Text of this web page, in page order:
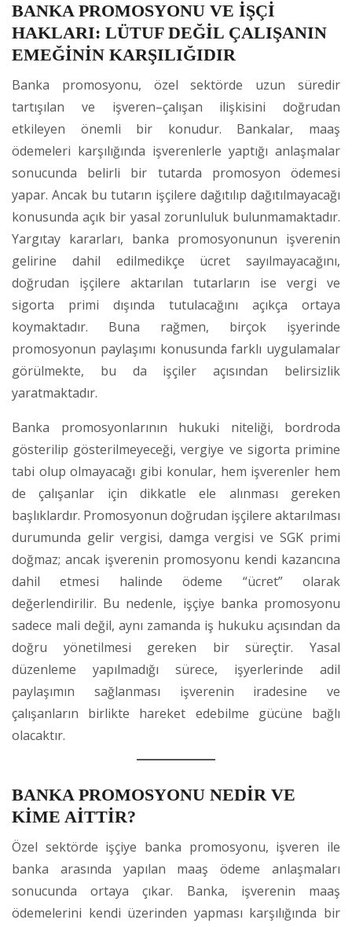
BANKA PROMOSYONU VE İŞÇİ
HAKLARI: LÜTUF DEĞİL ÇALIŞANIN
EMEĞİNİN KARŞILIĞIDIR
Banka promosyonu, özel sektörde uzun süredir
tartışılan ve işveren–çalışan ilişkisini doğrudan
etkileyen önemli bir konudur. Bankalar, maaş
ödemeleri karşılığında işverenlerle yaptığı anlaşmalar
sonucunda belirli bir tutarda promosyon ödemesi
yapar. Ancak bu tutarın işçilere dağıtılıp dağıtılmayacağı
konusunda açık bir yasal zorunluluk bulunmamaktadır.
Yargıtay kararları, banka promosyonunun işverenin
gelirine dahil edilmedikçe ücret sayılmayacağını,
doğrudan işçilere aktarılan tutarların ise vergi ve
sigorta primi dışında tutulacağını açıkça ortaya
koymaktadır. Buna rağmen, birçok işyerinde
promosyonun paylaşımı konusunda farklı uygulamalar
görülmekte, bu da işçiler açısından belirsizlik
yaratmaktadır.
Banka promosyonlarının hukuki niteliği, bordroda
gösterilip gösterilmeyeceği, vergiye ve sigorta primine
tabi olup olmayacağı gibi konular, hem işverenler hem
de çalışanlar için dikkatle ele alınması gereken
başlıklardır. Promosyonun doğrudan işçilere aktarılması
durumunda gelir vergisi, damga vergisi ve SGK primi
doğmaz; ancak işverenin promosyonu kendi kazancına
dahil etmesi halinde ödeme “ücret” olarak
değerlendirilir. Bu nedenle, işçiye banka promosyonu
sadece mali değil, aynı zamanda iş hukuku açısından da
doğru yönetilmesi gereken bir süreçtir. Yasal
düzenleme yapılmadığı sürece, işyerlerinde adil
paylaşımın sağlanması işverenin iradesine ve
çalışanların birlikte hareket edebilme gücüne bağlı
olacaktır.
BANKA PROMOSYONU NEDİR VE
KİME AİTTİR?
Özel sektörde işçiye banka promosyonu, işveren ile
banka arasında yapılan maaş ödeme anlaşmaları
sonucunda ortaya çıkar. Banka, işverenin maaş
ödemelerini kendi üzerinden yapması karşılığında bir